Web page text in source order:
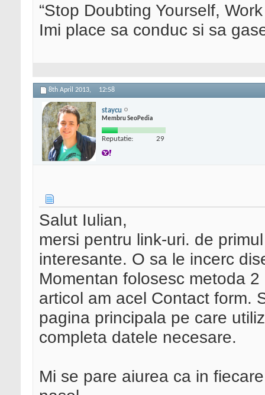
“Stop Doubting Yourself,
Imi place sa conduc si sa
8th April 2013, 12:58
staycu
Membru SeoPedia
Reputatie: 29
Salut Iulian,
mersi pentru link-uri. de
interesante. O sa le incerc
Momentan folosesc metoda
articol am acel Contact form.
pagina principala pe care
completa datele necesare.
Mi se pare aiurea ca in